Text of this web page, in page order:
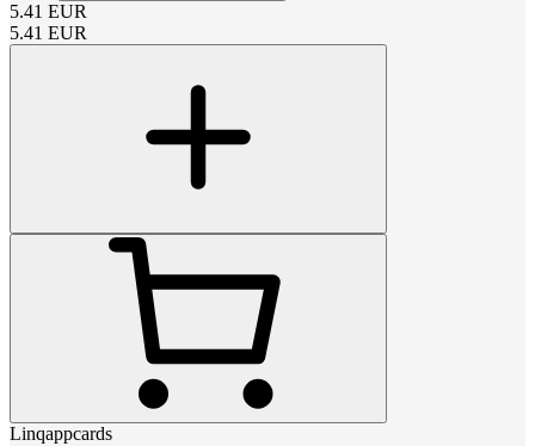
5.41 EUR
5.41 EUR
Linqappcards